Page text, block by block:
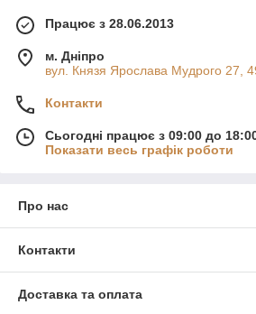
Працює з 28.06.2013
м. Дніпро
вул. Князя Ярослава Мудрого 27,
Контакти
Сьогодні працює з 09:00 до
Показати весь графік роботи
Про нас
Контакти
Доставка та оплата